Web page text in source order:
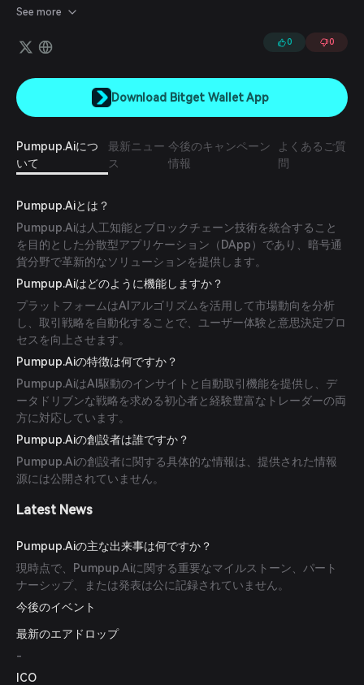
ムを提供します。
See more
0 0
Download Bitget Wallet App
Pumpup.Aiにつ
いて
最新ニュー
ス
今後のキャンペーン
情報
よくあるご質
問
Pumpup.Aiとは？
Pumpup.Aiは人工知能とブロックチェーン技術を統合すること
を目的とした分散型アプリケーション（DApp）であり、暗号通
貨分野で革新的なソリューションを提供します。
Pumpup.Aiはどのように機能しますか？
プラットフォームはAIアルゴリズムを活用して市場動向を分析
し、取引戦略を自動化することで、ユーザー体験と意思決定プロ
セスを向上させます。
Pumpup.Aiの特徴は何ですか？
Pumpup.AiはAI駆動のインサイトと自動取引機能を提供し、デ
ータドリブンな戦略を求める初心者と経験豊富なトレーダーの両
方に対応しています。
Pumpup.Aiの創設者は誰ですか？
Pumpup.Aiの創設者に関する具体的な情報は、提供された情報
源には公開されていません。
Latest News
Pumpup.Aiの主な出来事は何ですか？
現時点で、Pumpup.Aiに関する重要なマイルストーン、パート
ナーシップ、または発表は公に記録されていません。
今後のイベント
最新のエアドロップ
-
ICO